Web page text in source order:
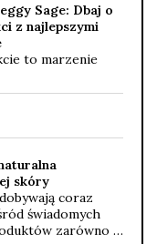
Sage: Dbaj o
z najlepszymi
to marzenie
skóry
coraz
świadomych
zarówno …